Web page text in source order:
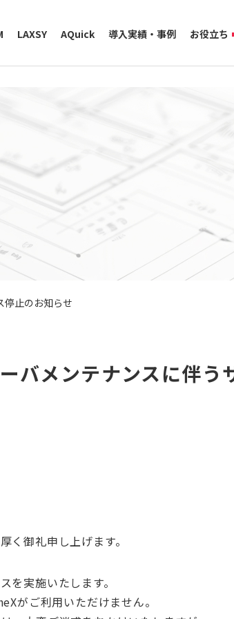
LAXSY AQuick 導入実績・事例 お役立ち
停止のお知らせ
バメンテナンスに伴う
く御礼申し上げます。
を実施いたします。
がご利用いただけません。